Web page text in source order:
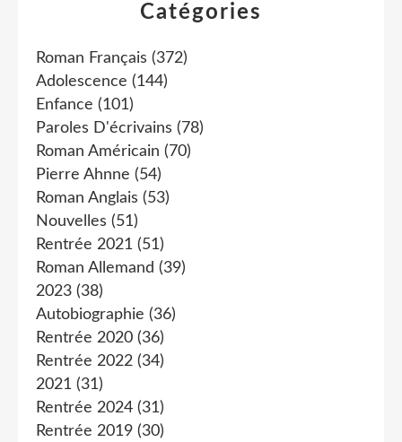
Catégories
Roman Français (372)
Adolescence (144)
Enfance (101)
Paroles D'écrivains (78)
Roman Américain (70)
Pierre Ahnne (54)
Roman Anglais (53)
Nouvelles (51)
Rentrée 2021 (51)
Roman Allemand (39)
2023 (38)
Autobiographie (36)
Rentrée 2020 (36)
Rentrée 2022 (34)
2021 (31)
Rentrée 2024 (31)
Rentrée 2019 (30)